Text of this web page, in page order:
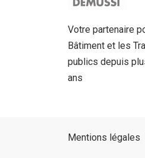
Votre partenaire
Bâtiment et les
publics depuis
ans
au
contenu
Mentions légales